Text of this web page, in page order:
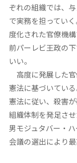
ぞれの組織では、
で実務を担ってい
度化された官僚機
前パーレビ王政の
いい。
高度に発展した
憲法に基づいてい
憲法に従い、殺害
組織体制を発足さ
男モジュタバー・
会議の選出により